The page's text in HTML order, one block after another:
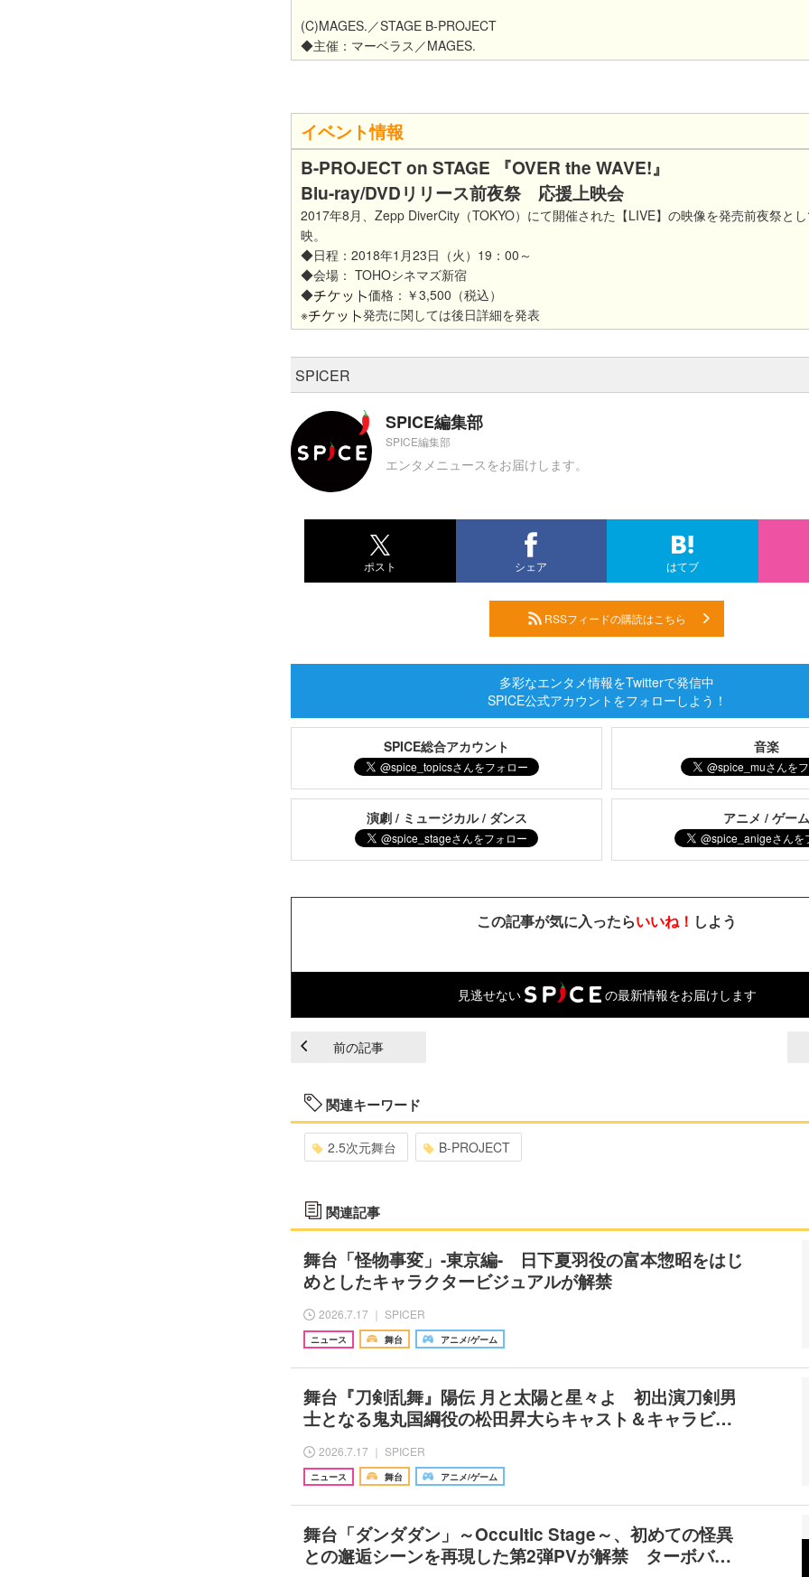
(C)MAGES.／STAGE B-PROJECT
◆主催：マーベラス／MAGES.
イベント情報
B-PROJECT on STAGE 『OVER the WAVE!』
Blu-ray/DVDリリース前夜祭 応援上映会
2017年8月、Zepp DiverCity（TOKYO）にて開催された【LIVE】の映像を発売前夜祭と
映。
◆日程：2018年1月23日（火）19：00～
◆会場： TOHOシネマズ新宿
◆
価格：￥3,500（税込）
※
発売に関しては後日詳細を発表
SPICER
SPICE編集部
SPICE編集部
エンタメニュースをお届けします。
ポスト シェア はてブ
RSSフィードの購読はこちら
多彩なエンタメ情報をTwitterで発信中
SPICE公式アカウントをフォローしよう！
SPICE総合アカウント 音楽
演劇 / ミュージカル / ダンス アニメ / ゲー
この記事が気に入ったらいいね！ しよう
見逃せない の最新情報をお届けします
前の記事
関連キーワード
2.5次元舞台 B-PROJECT
関連記事
舞台「怪物事変」-東京編- 日下夏羽役の富本惣昭をはじ
めとしたキャラクタービジュアルが解禁
2026.7.17 ｜ SPICER
ニュース 舞台 アニメ/ゲーム
舞台『刀剣乱舞』陽伝 月と太陽と星々よ 初出演刀剣男
士となる鬼丸国綱役の松田昇大らキャスト＆キャラビ…
2026.7.17 ｜ SPICER
ニュース 舞台 アニメ/ゲーム
舞台「ダンダダン」～Occultic Stage～、初めての怪異
との邂逅シーンを再現した第2弾PVが解禁 ターボバ…